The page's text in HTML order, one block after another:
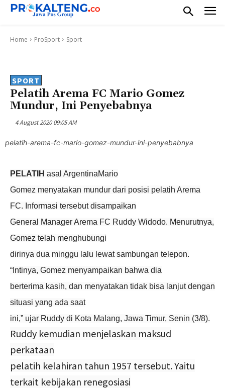
Home ProSport Sport
SPORT
Pelatih Arema FC Mario Gomez
Mundur, Ini Penyebabnya
4 August 2020 09:05 AM
pelatih-arema-fc-mario-gomez-mundur-ini-penyebabnya
PELATIH asal ArgentinaMario
Gomez menyatakan mundur dari posisi pelatih Arema
FC. Informasi tersebut disampaikan
General Manager Arema FC Ruddy Widodo. Menurutnya,
Gomez telah menghubungi
dirinya dua minggu lalu lewat sambungan telepon.
“Intinya, Gomez menyampaikan bahwa dia
berterima kasih, dan menyatakan tidak bisa lanjut dengan
situasi yang ada saat
ini,” ujar Ruddy di Kota Malang, Jawa Timur, Senin (3/8).
Ruddy kemudian menjelaskan maksud
perkataan
pelatih kelahiran tahun 1957 tersebut. Yaitu
terkait kebijakan renegosiasi